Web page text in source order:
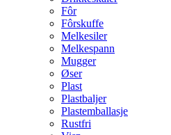
Fôr
Fôrskuffe
Melkesiler
Melkespann
Mugger
Øser
Plast
Plastbaljer
Plastemballasje
Rustfri